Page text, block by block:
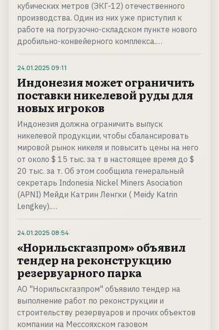
кубических метров (ЭКГ-12) отечественного
производства. Один из них уже приступил к
работе на погрузочно-складском пункте нового
дробильно-конвейерного комплекса.…
24.01.2025 09:11
Индонезия может ограничить
поставки никелевой руды для
новых игроков
Индонезия должна ограничить выпуск
никелевой продукции, чтобы сбалансировать
мировой рынок никеля и повысить цены на него
от около $ 15 тыс. за т в настоящее время до $
20 тыс. за т. Об этом сообщила генеральный
секретарь Indonesia Nickel Miners Asociation
(APNI) Мейди Катрин Ленгки ( Meidy Katrin
Lengkey).…
24.01.2025 08:54
«Норильскгазпром» объявил
тендер на реконструкцию
резервуарного парка
АО "Норильскгазпром" объявило тендер на
выполнение работ по реконструкции и
строительству резервуаров и прочих объектов
компании на Мессояхском газовом